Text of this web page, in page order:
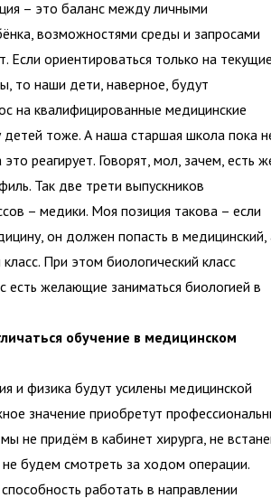
– это баланс между личными
возможностями среды и запросами
Если ориентироваться только на
то наши дети, наверное, будут
на квалифицированные медицинские
детей тоже. А наша старшая школа пока
реагирует. Говорят, мол, зачем, есть
Так две трети выпускников
– медики. Моя позиция такова – если
он должен попасть в медицинский,
При этом биологический класс
есть желающие заниматься биологией в
обучение в медицинском
и физика будут усилены медицинской
значение приобретут
не придём в кабинет хирурга, не
будем смотреть за ходом операции.
работать в направлении